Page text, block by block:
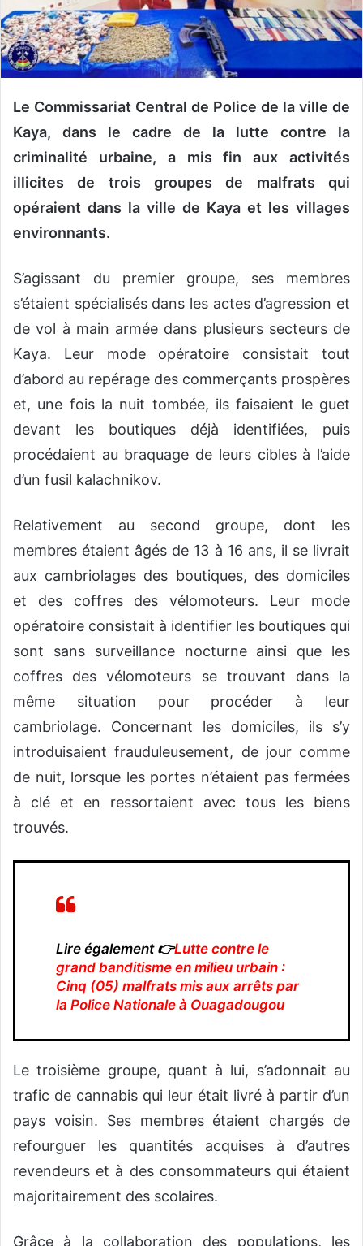
r
i
e
l
Le Commissariat Central de Police de la ville de
Kaya, dans le cadre de la lutte contre la
criminalité urbaine, a mis fin aux activités
illicites de trois groupes de malfrats qui
opéraient dans la ville de Kaya et les villages
environnants.
S’agissant du premier groupe, ses membres
s’étaient spécialisés dans les actes d’agression et
de vol à main armée dans plusieurs secteurs de
Kaya. Leur mode opératoire consistait tout
d’abord au repérage des commerçants prospères
et, une fois la nuit tombée, ils faisaient le guet
devant les boutiques déjà identifiées, puis
procédaient au braquage de leurs cibles à l’aide
d’un fusil kalachnikov.
Relativement au second groupe, dont les
membres étaient âgés de 13 à 16 ans, il se livrait
aux cambriolages des boutiques, des domiciles
et des coffres des vélomoteurs. Leur mode
opératoire consistait à identifier les boutiques qui
sont sans surveillance nocturne ainsi que les
coffres des vélomoteurs se trouvant dans la
même situation pour procéder à leur
cambriolage. Concernant les domiciles, ils s’y
introduisaient frauduleusement, de jour comme
de nuit, lorsque les portes n’étaient pas fermées
à clé et en ressortaient avec tous les biens
trouvés.
Lire également 👉Lutte contre le
grand banditisme en milieu urbain :
Cinq (05) malfrats mis aux arrêts par
la Police Nationale à Ouagadougou
Le troisième groupe, quant à lui, s’adonnait au
trafic de cannabis qui leur était livré à partir d’un
pays voisin. Ses membres étaient chargés de
refourguer les quantités acquises à d’autres
revendeurs et à des consommateurs qui étaient
majoritairement des scolaires.
Grâce à la collaboration des populations, les